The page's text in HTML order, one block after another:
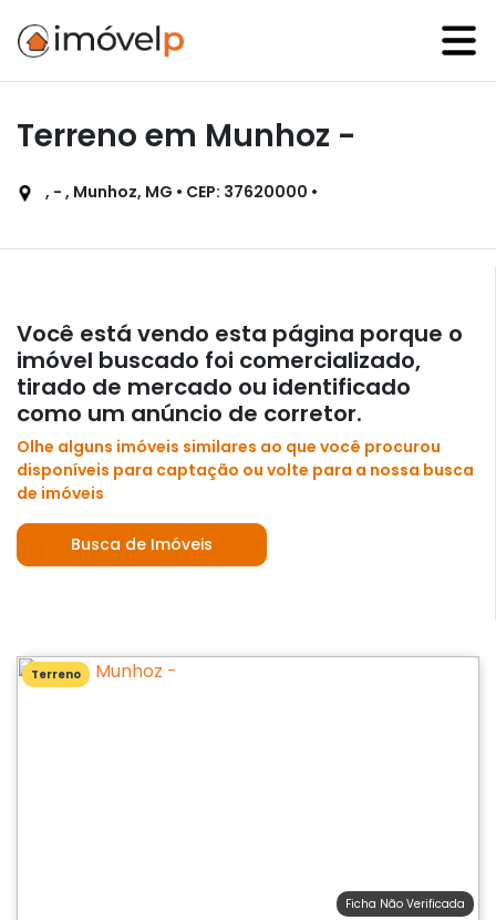
Terreno em Munhoz -
, - , Munhoz, MG • CEP: 37620000 •
Você está vendo esta página porque o
imóvel buscado foi comercializado,
tirado de mercado ou identificado
como um anúncio de corretor.
Olhe alguns imóveis similares ao que você procurou
disponíveis para captação ou volte para a nossa busca
de imóveis
Busca de Imóveis
Terreno
Ficha Não Verificada